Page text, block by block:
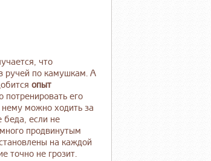
что
ручей по камушкам. А
опыт
потренировать его
можно ходить за
беда, если не
продвинутым
на каждой
точно не грозит.